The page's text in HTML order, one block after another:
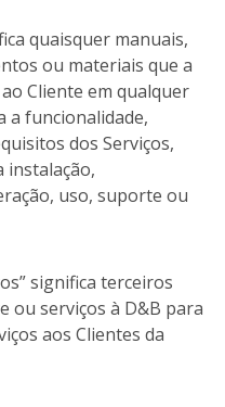
quaisquer manuais,
ou materiais que a
Cliente em qualquer
a funcionalidade,
dos Serviços,
instalação,
uso, suporte ou
significa terceiros
ou serviços à D&B para
aos Clientes da